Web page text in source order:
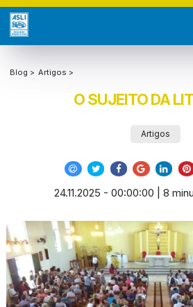
Blog > Artigos >
O SUJEITO DA
Artigos
24.11.2025 - 00:00:00 | 8